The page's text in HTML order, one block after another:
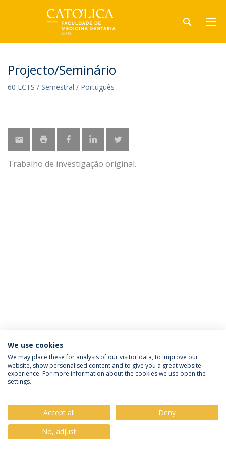
Projecto/Seminário
60 ECTS / Semestral / Português
Trabalho de investigação original.
Política de Privacidade
Termos & Condições
Direitos do Titular dos Dados
© 2026 Universidade Católica Portuguesa
We use cookies
We may place these for analysis of our visitor data, to improve our
website, show personalised content and to give you a great website
experience. For more information about the cookies we use open the
settings.
Accept all
Deny
No, adjust